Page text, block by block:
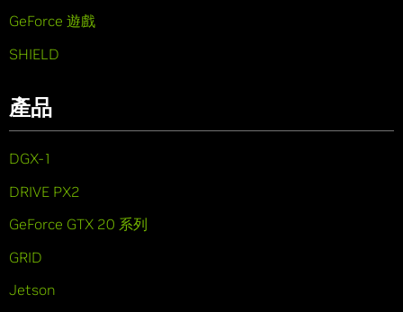
GeForce 遊戲
SHIELD
產品
DGX-1
DRIVE PX2
GeForce GTX 20 系列
GRID
Jetson